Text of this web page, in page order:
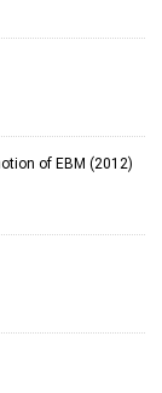
of EBM (2012)